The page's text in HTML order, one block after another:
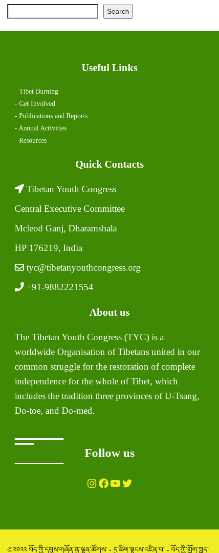
Search
Useful Links
- Tibet Burning
- Get Involved
- Publications and Reports
- Annual Activities
- Resources
Quick Contacts
Tibetan Youth Congress
Central Executive Committee
Mcleod Ganj, Dharamshala
HP 176219, India
tyc@tibetanyouthcongress.org
+91-9882221554
About us
The Tibetan Youth Congress (TYC) is a
worldwide Organisation of Tibetans united in our
common struggle for the restoration of complete
independence for the whole of Tibet, which
includes the tradition three provinces of U-Tsang,
Do-toe, and Do-med.
Follow us
Instagram Facebook YouTube Twitter
©༢༠༢༢ བོད་ཀྱི་དབུས་གཞོན་ནུ་ལྷན་ཚོགས་ - དྲ་ཚིག་སྟངས་འཛིན་བ་ - བོད་ཀྱི་གློག་ཀླད་